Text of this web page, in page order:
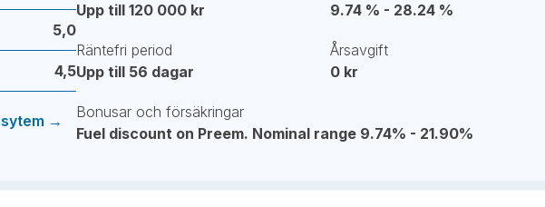
5,0
4,5
→
Upp till 120 000 kr
9.74 % - 28.24 %
Räntefri period
Upp till 56 dagar
Årsavgift
0 kr
Bonusar och försäkringar
Fuel discount on Preem. Nominal range 9.74% - 21.90%